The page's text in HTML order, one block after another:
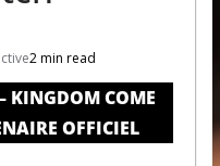
2 min read
KINGDOM COME
OFFICIEL